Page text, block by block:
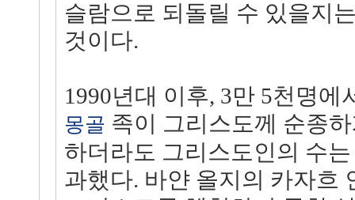
슬람으로 되돌릴 수 있을지
것이다.
1990년대 이후, 3만 5천명에
몽골 족이 그리스도께 순종
하더라도 그리스도인의 수
과했다. 바얀 올지의 카자흐